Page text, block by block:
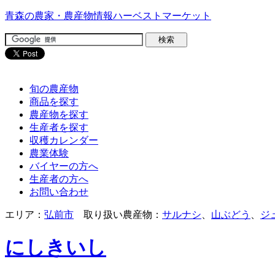
青森の農家・農産物情報ハーベストマーケット
旬の農産物
商品を探す
農産物を探す
生産者を探す
収穫カレンダー
農業体験
バイヤーの方へ
生産者の方へ
お問い合わせ
エリア： 弘前市 取り扱い農産物： サルナシ 山ぶどう ジ
にしきいし